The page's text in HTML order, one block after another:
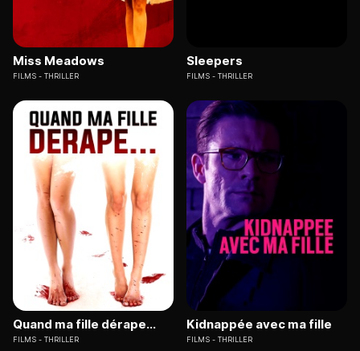
Miss Meadows
FILMS THRILLER
Sleepers
FILMS THRILLER
Quand ma fille dérape...
FILMS THRILLER
Kidnappée avec ma fille
FILMS THRILLER